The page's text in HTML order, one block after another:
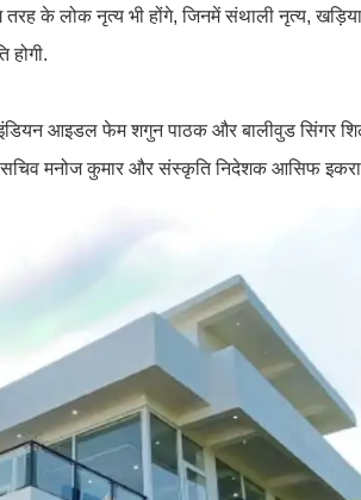
के लोक नृत्य भी होंगे, जिनमें संथाली नृत्य, खड़िया
होगी.
आइडल फेम शगुन पाठक और बालीवुड सिंगर
मनोज कुमार और संस्कृति निदेशक आसिफ